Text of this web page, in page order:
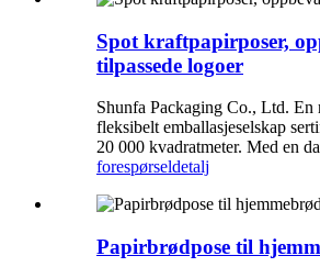
Spot kraftpapirposer,
tilpassede logoer
Shunfa Packaging Co., Ltd. En
fleksibelt emballasjeselskap
20 000 kvadratmeter. Med en
forespørseldetalj
Papirbrødpose til